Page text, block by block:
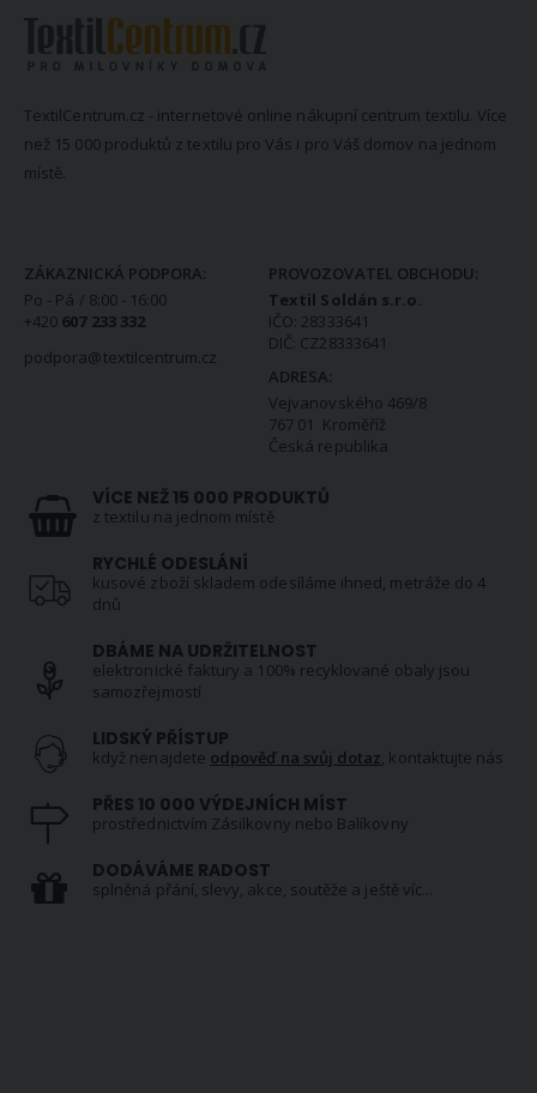
TextilCentrum.cz - internetové online nákupní centrum textilu. Více
než 15 000 produktů z textilu pro Vás i pro Váš domov na jednom
místě.
ZÁKAZNICKÁ PODPORA:
Po - Pá / 8:00 - 16:00
+420 607 233 332
podpora@textilcentrum.cz
PROVOZOVATEL OBCHODU:
Textil Soldán s.r.o.
IČO: 28333641
DIČ: CZ28333641
ADRESA:
Vejvanovského 469/8
767 01 Kroměříž
Česká republika
VÍCE NEŽ 15 000 PRODUKTŮ
z textilu na jednom místě
RYCHLÉ ODESLÁNÍ
kusové zboží skladem odesíláme ihned, metráže do 4
dnů
DBÁME NA UDRŽITELNOST
elektronické faktury a 100% recyklované obaly jsou
samozřejmostí
LIDSKÝ PŘÍSTUP
když nenajdete odpověď na svůj dotaz, kontaktujte nás
PŘES 10 000 VÝDEJNÍCH MÍST
prostřednictvím Zásilkovny nebo Balíkovny
DODÁVÁME RADOST
splněná přání, slevy, akce, soutěže a ještě víc...